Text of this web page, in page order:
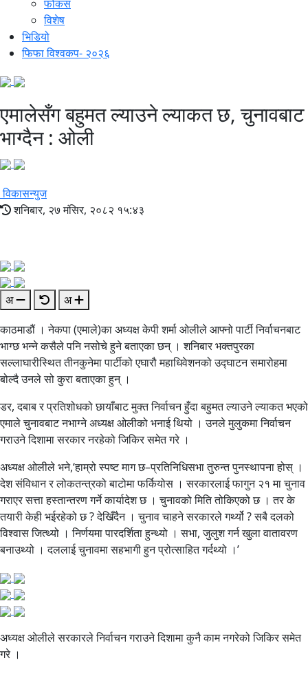
फोकस
विशेष
भिडियो
फिफा विश्वकप- २०२६
एमालेसँग बहुमत ल्याउने ल्याकत छ, चुनावबाट
भाग्दैन : ओली
विकासन्युज
शनिबार, २७ मंसिर, २०८२ १५:४३
अ
अ
काठमाडौं । नेकपा (एमाले)का अध्यक्ष केपी शर्मा ओलीले आफ्नो पार्टी निर्वाचनबाट
भाग्छ भन्ने कसैले पनि नसोचे हुने बताएका छन् । शनिबार भक्तपुरका
सल्लाघारीस्थित तीनकुनेमा पार्टीको एघारौ महाधिवेशनको उद्घाटन समारोहमा
बोल्दै उनले सो कुरा बताएका हुन् ।
डर, दबाब र प्रतिशोधको छायाँबाट मुक्त निर्वाचन हुँदा बहुमत ल्याउने ल्याकत भएको
एमाले चुनावबाट नभाग्ने अध्यक्ष ओलीको भनाई थियो । उनले मुलुकमा निर्वाचन
गराउने दिशामा सरकार नरहेको जिकिर समेत गरे ।
अध्यक्ष ओलीले भने,‘हाम्रो स्पष्ट माग छ–प्रतिनिधिसभा तुरुन्त पुनस्थापना होस् ।
देश संविधान र लोकतन्त्रको बाटोमा फर्कियोस । सरकारलाई फागुन २१ मा चुनाव
गराएर सत्ता हस्तान्तरण गर्ने कार्यादेश छ । चुनावको मिति तोकिएको छ । तर के
तयारी केही भईरहेको छ ? देखिँदैन । चुनाव चाहने सरकारले गर्थ्यो ? सबै दलको
विश्वास जित्थ्यो । निर्णयमा पारदर्शिता हुन्थ्यो । सभा, जुलुश गर्न खुला वातावरण
बनाउथ्यो । दललाई चुनावमा सहभागी हुन प्रोत्साहित गर्दथ्यो ।’
अध्यक्ष ओलीले सरकारले निर्वाचन गराउने दिशामा कुनै काम नगरेको जिकिर समेत
गरे ।